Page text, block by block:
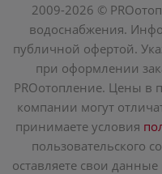
2009-2026 ©
водоснабжения.
публичной офертой.
при оформлении
PROотопление. Цены в
компании могут
принимаете условия
пользовательского
оставляете свои